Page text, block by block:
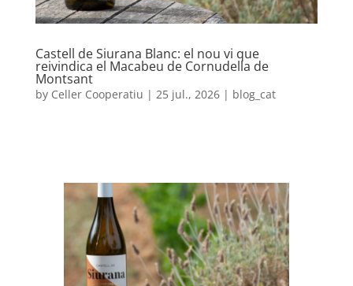
Castell de Siurana Blanc: el nou vi que
reivindica el Macabeu de Cornudella de
Montsant
by Celler Cooperatiu | 25 jul., 2026| blog_cat